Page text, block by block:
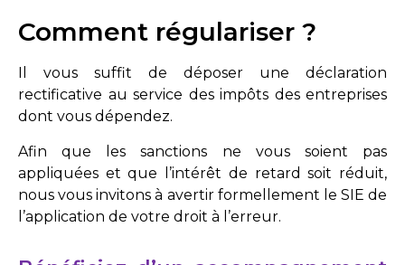
Comment régulariser ?
Il vous suffit de déposer une déclaration
rectificative au service des impôts des entreprises
dont vous dépendez.
Afin que les sanctions ne vous soient pas
appliquées et que l’intérêt de retard soit réduit,
nous vous invitons à avertir formellement le SIE de
l’application de votre droit à l’erreur.